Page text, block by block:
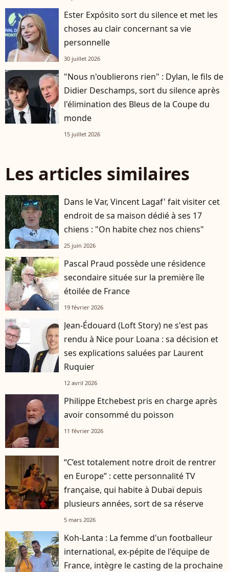
Ester Expósito sort du silence et met les
choses au clair concernant sa vie
personnelle
30 juillet 2026
"Nous n'oublierons rien" : Dylan, le fils de
Didier Deschamps, sort du silence après
l'élimination des Bleus de la Coupe du
monde
15 juillet 2026
Les articles similaires
Dans le Var, Vincent Lagaf' fait visiter cet
endroit de sa maison dédié à ses 17
chiens : "On habite chez nos chiens"
25 juin 2026
Pascal Praud possède une résidence
secondaire située sur la première île
étoilée de France
19 février 2026
Jean-Édouard (Loft Story) ne s'est pas
rendu à Nice pour Loana : sa décision et
ses explications saluées par Laurent
Ruquier
12 avril 2026
Philippe Etchebest pris en charge après
avoir consommé du poisson
11 février 2026
“C’est totalement notre droit de rentrer
en Europe” : cette personnalité TV
française, qui habite à Dubaï depuis
plusieurs années, sort de sa réserve
5 mars 2026
Koh-Lanta : La femme d'un footballeur
international, ex-pépite de l'équipe de
France, intègre le casting de la prochaine